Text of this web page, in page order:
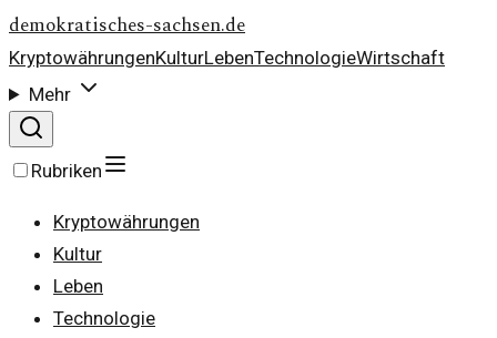
demokratisches-sachsen.de
KryptowährungenKulturLebenTechnologieWirtschaft
Mehr
Rubriken
Kryptowährungen
Kultur
Leben
Technologie